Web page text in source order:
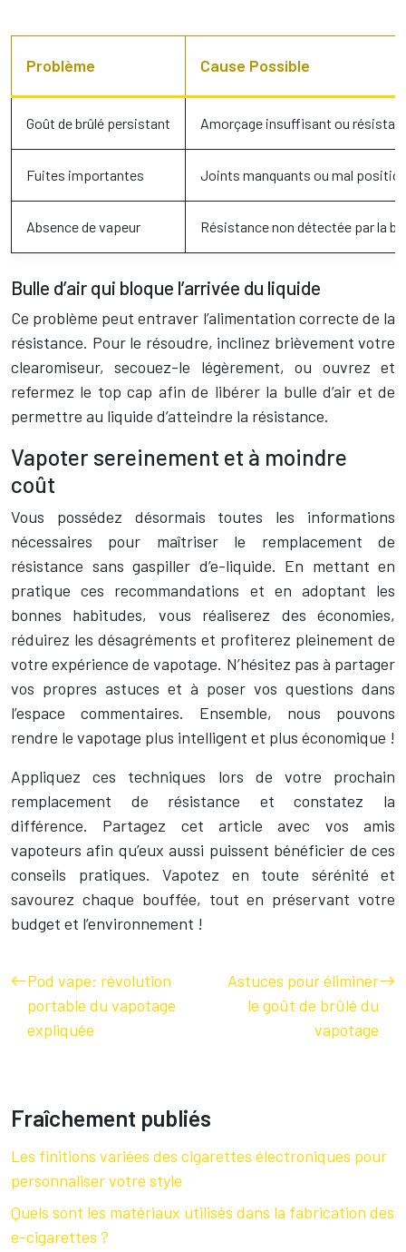
Problème Cause Possible
Goût de brûlé persistant Amorçage insuffisant ou
Fuites importantes Joints manquants ou mal
Absence de vapeur Résistance non détectée par la
Bulle d’air qui bloque l’arrivée du liquide
Ce problème peut entraver l’alimentation correcte de la
résistance. Pour le résoudre, inclinez brièvement votre
clearomiseur, secouez-le légèrement, ou ouvrez et
refermez le top cap afin de libérer la bulle d’air et de
permettre au liquide d’atteindre la résistance.
Vapoter sereinement et à moindre
coût
Vous possédez désormais toutes les informations
nécessaires pour maîtriser le remplacement de
résistance sans gaspiller d’e-liquide. En mettant en
pratique ces recommandations et en adoptant les
bonnes habitudes, vous réaliserez des économies,
réduirez les désagréments et profiterez pleinement de
votre expérience de vapotage. N’hésitez pas à partager
vos propres astuces et à poser vos questions dans
l’espace commentaires. Ensemble, nous pouvons
rendre le vapotage plus intelligent et plus économique !
Appliquez ces techniques lors de votre prochain
remplacement de résistance et constatez la
différence. Partagez cet article avec vos amis
vapoteurs afin qu’eux aussi puissent bénéficier de ces
conseils pratiques. Vapotez en toute sérénité et
savourez chaque bouffée, tout en préservant votre
budget et l’environnement !
Pod vape: révolution
portable du vapotage
expliquée
Astuces pour éliminer
le goût de brûlé du
vapotage
Fraîchement publiés
Les finitions variées des cigarettes électroniques pour
personnaliser votre style
Quels sont les matériaux utilisés dans la fabrication des
e-cigarettes ?